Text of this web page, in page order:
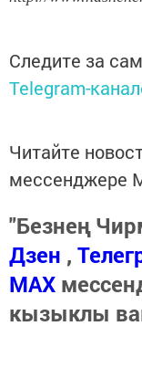
Следите за
Telegram-
Читайте
мессенджере
"Безнең
Дзен ,
МАХ
кызыклы